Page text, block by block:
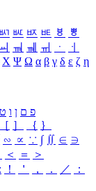
ㅴ ㅵ ㅶ ㅷ ㅸ
ㅹ
ㆉ ㆊ ㆋ ㆌ ㆍ
ㆎ
Χ Ψ Ω α β γ δ ε ζ η
פ ם ן ו ט
［ ］ ｛ ｝
∽ ∝ ∵ ∫ ∬ ∈ ∋
＜ ＝
＞
ː ！ ＇ ， ． ／
：